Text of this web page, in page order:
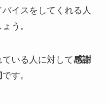
イスをしてくれる人
う。
いる人に対して感謝
です。